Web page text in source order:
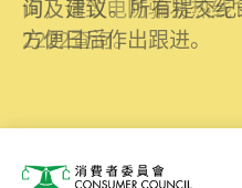
问，请致电防骗易热
2222查询。
询及建议。所有提交
方便日后作出跟进。